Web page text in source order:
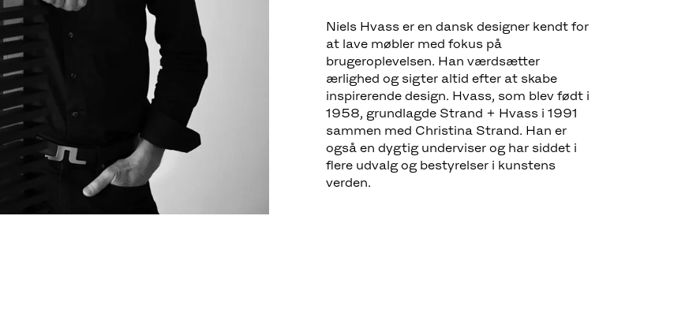
Niels Hvass er en dansk designer kendt for
at lave møbler med fokus på
brugeroplevelsen. Han værdsætter
ærlighed og sigter altid efter at skabe
inspirerende design. Hvass, som blev født i
1958, grundlagde Strand + Hvass i 1991
sammen med Christina Strand. Han er
også en dygtig underviser og har siddet i
flere udvalg og bestyrelser i kunstens
verden.